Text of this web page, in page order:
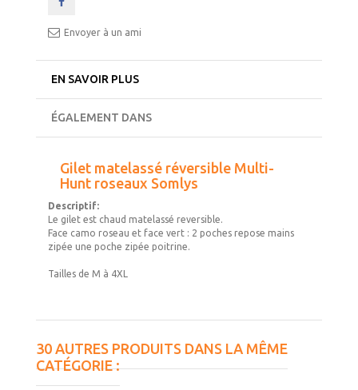
Envoyer à un ami
EN SAVOIR PLUS
ÉGALEMENT DANS
Gilet matelassé réversible Multi-
Hunt roseaux Somlys
Descriptif:
Le gilet est chaud matelassé reversible.
Face camo roseau et face vert : 2 poches repose mains
zipée une poche zipée poitrine.
Tailles de M à 4XL
30 AUTRES PRODUITS DANS LA MÊME
CATÉGORIE :